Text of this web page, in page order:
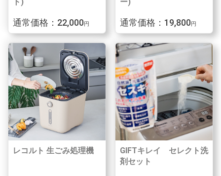
通常価格：22,000円 通常価格：19,800円
レコルト 生ごみ処理機
GIFTキレイ セレクト洗
剤セット